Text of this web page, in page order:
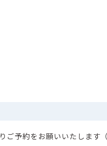
ご予約をお願いいたします